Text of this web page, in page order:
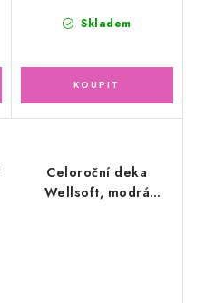
Skladem
Celoroční deka
Wellsoft, modrá